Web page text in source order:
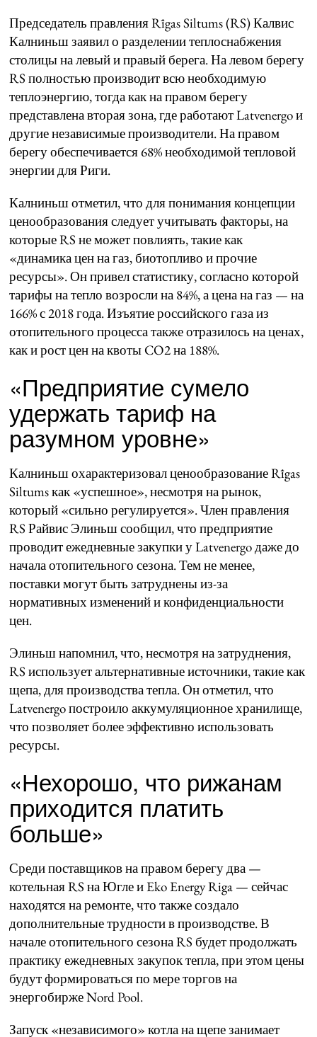
Председатель правления Rīgas Siltums (RS) Калвис
Калниньш заявил о разделении теплоснабжения
столицы на левый и правый берега. На левом берегу
RS полностью производит всю необходимую
теплоэнергию, тогда как на правом берегу
представлена вторая зона, где работают Latvenergo и
другие независимые производители. На правом
берегу обеспечивается 68% необходимой тепловой
энергии для Риги.
Калниньш отметил, что для понимания концепции
ценообразования следует учитывать факторы, на
которые RS не может повлиять, такие как
«динамика цен на газ, биотопливо и прочие
ресурсы». Он привел статистику, согласно которой
тарифы на тепло возросли на 84%, а цена на газ — на
166% с 2018 года. Изъятие российского газа из
отопительного процесса также отразилось на ценах,
как и рост цен на квоты CO2 на 188%.
«Предприятие сумело
удержать тариф на
разумном уровне»
Калниньш охарактеризовал ценообразование Rīgas
Siltums как «успешное», несмотря на рынок,
который «сильно регулируется». Член правления
RS Райвис Элиньш сообщил, что предприятие
проводит ежедневные закупки у Latvenergo даже до
начала отопительного сезона. Тем не менее,
поставки могут быть затруднены из-за
нормативных изменений и конфиденциальности
цен.
Элиньш напомнил, что, несмотря на затруднения,
RS использует альтернативные источники, такие как
щепа, для производства тепла. Он отметил, что
Latvenergo построило аккумуляционное хранилище,
что позволяет более эффективно использовать
ресурсы.
«Нехорошо, что рижанам
приходится платить
больше»
Среди поставщиков на правом берегу два —
котельная RS на Югле и Eko Energy Riga — сейчас
находятся на ремонте, что также создало
дополнительные трудности в производстве. В
начале отопительного сезона RS будет продолжать
практику ежедневных закупок тепла, при этом цены
будут формироваться по мере торгов на
энергобирже Nord Pool.
Запуск «независимого» котла на щепе занимает